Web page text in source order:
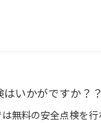
いかがですか？？